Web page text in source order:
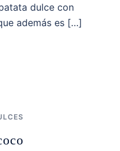
dulce con
además es […]